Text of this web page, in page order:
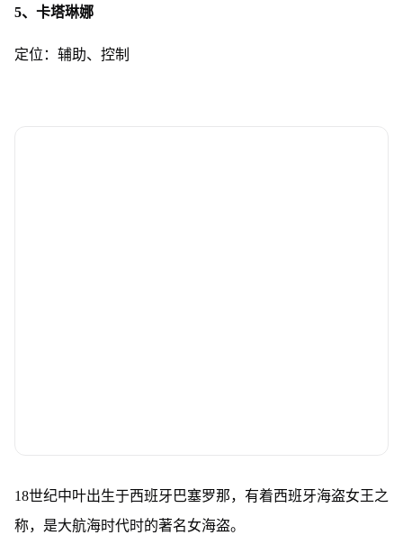
5、卡塔琳娜
定位：辅助、控制
18世纪中叶出生于西班牙巴塞罗那，有着西班牙海盗女王之
称，是大航海时代时的著名女海盗。